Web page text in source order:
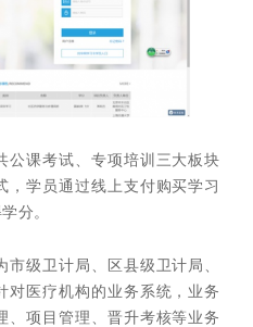
公课考试、专项培训三大板块
，学员通过线上支付购买学习
分。
级卫计局、区县级卫计局、
对医疗机构的业务系统，业务
、项目管理、晋升考核等业务